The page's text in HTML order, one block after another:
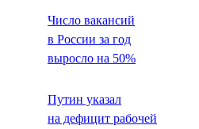
Число вакансий
в России за год
выросло на 50%
Путин указал
на дефицит рабочей